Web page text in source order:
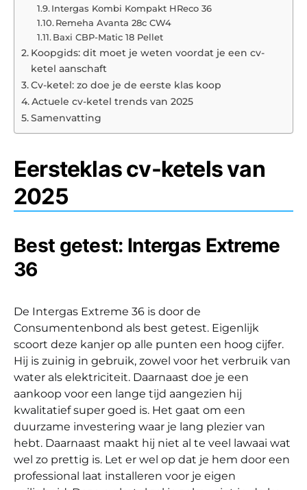
Intergas Kombi Kompakt HReco 36
Remeha Avanta 28c CW4
Baxi CBP-Matic 18 Pellet
Koopgids: dit moet je weten voordat je een cv-
ketel aanschaft
Cv-ketel: zo doe je de eerste klas koop
Actuele cv-ketel trends van 2025
Samenvatting
Eersteklas cv-ketels van
2025
Best getest: Intergas Extreme
36
De Intergas Extreme 36 is door de
Consumentenbond als best getest. Eigenlijk
scoort deze kanjer op alle punten een hoog cijfer.
Hij is zuinig in gebruik, zowel voor het verbruik van
water als elektriciteit. Daarnaast doe je een
aankoop voor een lange tijd aangezien hij
kwalitatief super goed is. Het gaat om een
duurzame investering waar je lang plezier van
hebt. Daarnaast maakt hij niet al te veel lawaai wat
wel zo prettig is. Let er wel op dat je hem door een
professional laat installeren voor je eigen